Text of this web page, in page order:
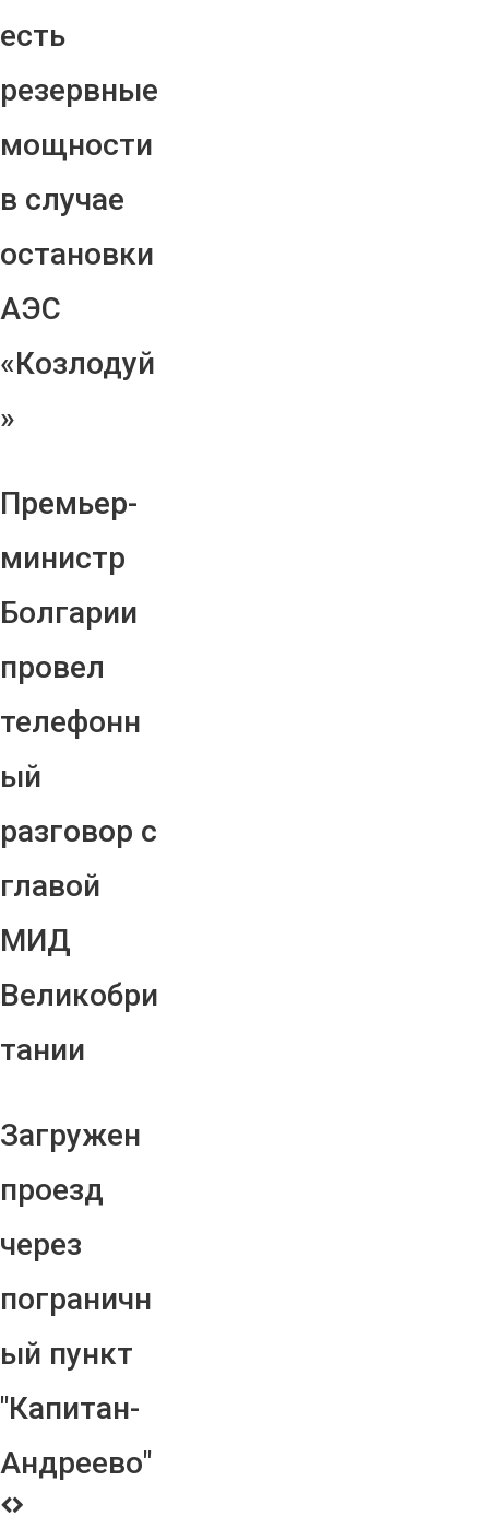
есть
резервные
мощности
в случае
остановки
АЭС
«Козлодуй
»
Премьер-
министр
Болгарии
провел
телефонн
ый
разговор с
главой
МИД
Великобри
тании
Загружен
проезд
через
пограничн
ый пункт
"Капитан-
Андреево"